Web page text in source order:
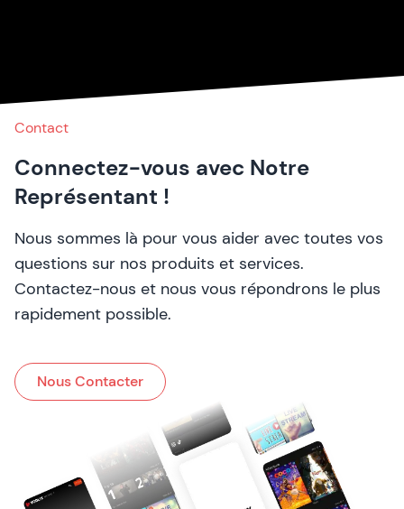
Contact
Connectez-vous avec Notre
Représentant !
Nous sommes là pour vous aider avec toutes vos
questions sur nos produits et services.
Contactez-nous et nous vous répondrons le plus
rapidement possible.
Nous Contacter